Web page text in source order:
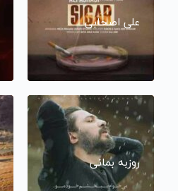
علی اصحابی
روزبه بمانی